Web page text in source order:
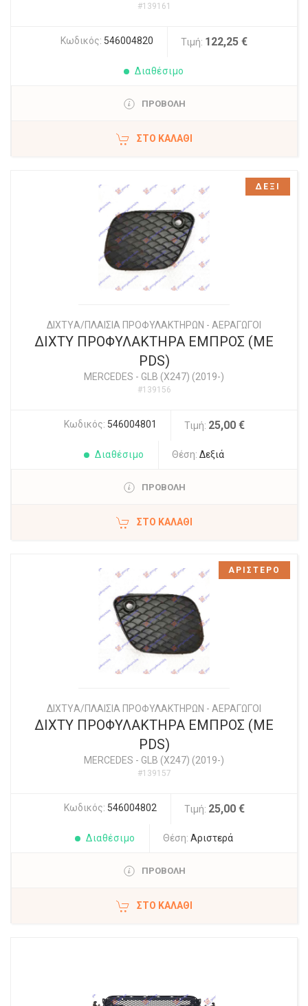
#139161
Κωδικός: 546004820 Τιμή: 122,25 €
Διαθέσιμο
ΠΡΟΒΟΛΗ
ΣΤΟ ΚΑΛΆΘΙ
ΔΙΧΤYΑ/ΠΛΑΙΣΙΑ ΠΡΟΦΥΛΑΚΤΗΡΩΝ - ΑΕΡΑΓΩΓΟΙ
ΔΙΧΤΥ ΠΡΟΦΥΛΑΚΤΗΡΑ ΕΜΠΡΟΣ (ΜΕ
PDS)
MERCEDES - GLB (X247) (2019-)
#139156
Κωδικός: 546004801 Τιμή: 25,00 €
Διαθέσιμο Θέση: Δεξιά
ΠΡΟΒΟΛΗ
ΣΤΟ ΚΑΛΆΘΙ
ΔΕΞΙ
ΔΙΧΤYΑ/ΠΛΑΙΣΙΑ ΠΡΟΦΥΛΑΚΤΗΡΩΝ - ΑΕΡΑΓΩΓΟΙ
ΔΙΧΤΥ ΠΡΟΦΥΛΑΚΤΗΡΑ ΕΜΠΡΟΣ (ΜΕ
PDS)
MERCEDES - GLB (X247) (2019-)
#139157
Κωδικός: 546004802 Τιμή: 25,00 €
Διαθέσιμο Θέση: Αριστερά
ΠΡΟΒΟΛΗ
ΣΤΟ ΚΑΛΆΘΙ
ΑΡΙΣΤΕΡΟ